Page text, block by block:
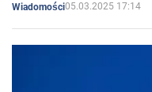
Wiadomości05.03.2025 17:14